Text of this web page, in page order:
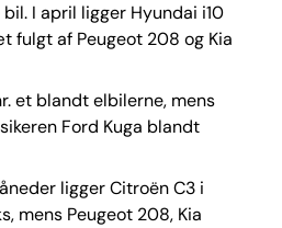
I april ligger Hyundai i10
fulgt af Peugeot 208 og Kia
et blandt elbilerne, mens
Ford Kuga blandt
ligger Citroën C3 i
mens Peugeot 208, Kia